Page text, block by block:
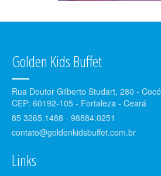
Golden Kids Buffet
Rua Doutor Gilberto Studart, 280 - Cocó
CEP: 60192-105 - Fortaleza - Ceará
85 3265.1488 - 98884.0251
contato@goldenkidsbuffet.com.br
Links